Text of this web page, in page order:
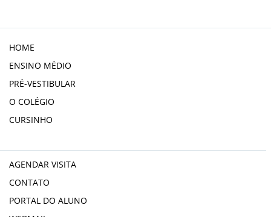
HOME
ENSINO MÉDIO
PRÉ-VESTIBULAR
O COLÉGIO
CURSINHO
AGENDAR VISITA
CONTATO
PORTAL DO ALUNO